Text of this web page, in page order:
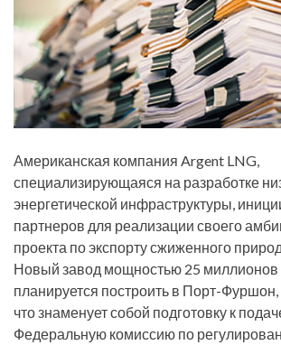
Американская компания Argent LNG,
специализирующаяся на разработке
энергетической инфраструктуры,
партнеров для реализации своего
проекта по экспорту сжиженного
Новый завод мощностью 25 миллионов
планируется построить в Порт-Фуршон,
что знаменует собой подготовку к
Федеральную комиссию по